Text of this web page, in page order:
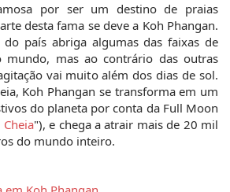
por ser um destino de praias
desta fama se deve a Koh Phangan.
país abriga algumas das faixas de
mundo, mas ao contrário das outras
vai muito além dos dias de sol.
Koh Phangan se transforma em um
do planeta por conta da Full Moon
Cheia"), e chega a atrair mais de 20 mil
do mundo inteiro.